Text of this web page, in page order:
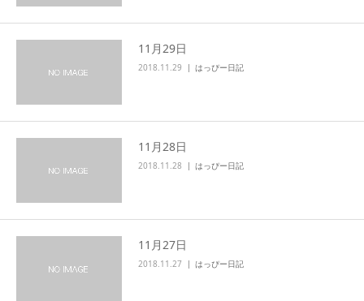
11月29日
2018.11.29 はっぴー日記
11月28日
2018.11.28 はっぴー日記
11月27日
2018.11.27 はっぴー日記